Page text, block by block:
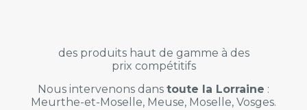
des produits haut de gamme à des
prix compétitifs
Nous intervenons dans toute la Lorraine :
Meurthe-et-Moselle, Meuse, Moselle, Vosges.